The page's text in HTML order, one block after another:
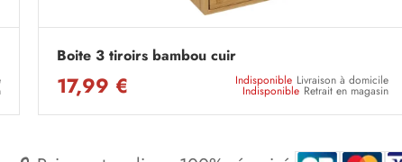
Boite 3 tiroirs bambou cuir
17,99 € Indisponible Livraison à domicile
Indisponible Retrait en magasin